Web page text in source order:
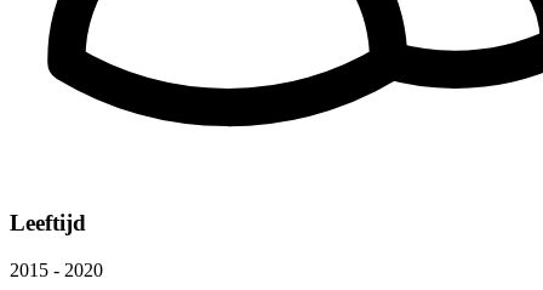
Leeftijd
2015 - 2020